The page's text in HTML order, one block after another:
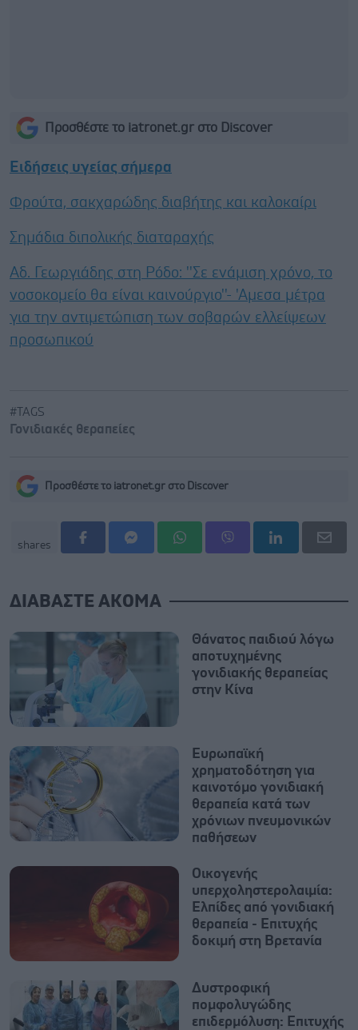
Προσθέστε το iatronet.gr στο Discover
Ειδήσεις υγείας σήμερα
Φρούτα, σακχαρώδης διαβήτης και καλοκαίρι
Σημάδια διπολικής διαταραχής
Αδ. Γεωργιάδης στη Ρόδο: ''Σε ενάμιση χρόνο, το
νοσοκομείο θα είναι καινούργιο''- 'Αμεσα μέτρα
για την αντιμετώπιση των σοβαρών ελλείψεων
προσωπικού
#TAGS
Γονιδιακές θεραπείες
Προσθέστε το iatronet.gr στο Discover
shares
ΔΙΑΒΑΣΤΕ ΑΚΟΜΑ
Θάνατος παιδιού λόγω
αποτυχημένης
γονιδιακής θεραπείας
στην Κίνα
Ευρωπαϊκή
χρηματοδότηση για
καινοτόμο γονιδιακή
θεραπεία κατά των
χρόνιων πνευμονικών
παθήσεων
Οικογενής
υπερχοληστερολαιμία:
Ελπίδες από γονιδιακή
θεραπεία - Επιτυχής
δοκιμή στη Βρετανία
Δυστροφική
πομφολυγώδης
επιδερμόλυση: Επιτυχής